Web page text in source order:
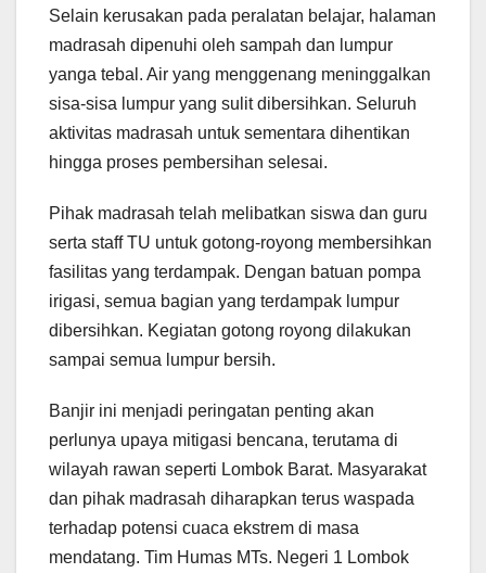
Selain kerusakan pada peralatan belajar, halaman
madrasah dipenuhi oleh sampah dan lumpur
yanga tebal. Air yang menggenang meninggalkan
sisa-sisa lumpur yang sulit dibersihkan. Seluruh
aktivitas madrasah untuk sementara dihentikan
hingga proses pembersihan selesai.
Pihak madrasah telah melibatkan siswa dan guru
serta staff TU untuk gotong-royong membersihkan
fasilitas yang terdampak. Dengan batuan pompa
irigasi, semua bagian yang terdampak lumpur
dibersihkan. Kegiatan gotong royong dilakukan
sampai semua lumpur bersih.
Banjir ini menjadi peringatan penting akan
perlunya upaya mitigasi bencana, terutama di
wilayah rawan seperti Lombok Barat. Masyarakat
dan pihak madrasah diharapkan terus waspada
terhadap potensi cuaca ekstrem di masa
mendatang. Tim Humas MTs. Negeri 1 Lombok